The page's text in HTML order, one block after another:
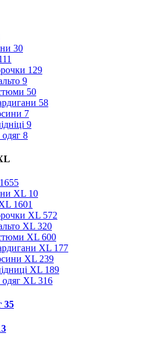
30
129
9
50
58
7
9
8
1655
XL 10
1601
XL 572
XL 320
XL 600
XL 177
XL 239
XL 189
XL 316
35